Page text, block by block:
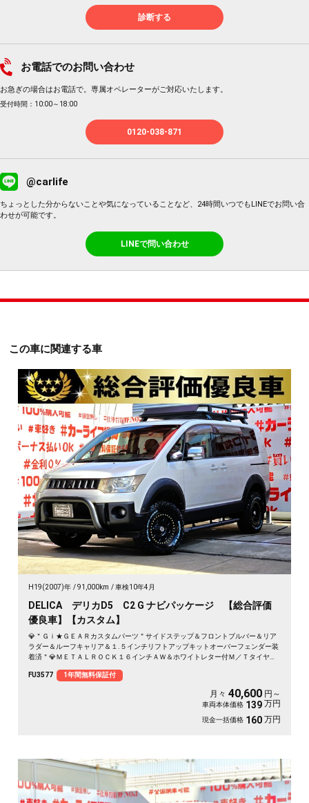
診断する
お電話でのお問い合わせ
お急ぎの場合はお電話で。専属オペレーターがご対応いたします。
受付時間：10:00～18:00
0120-038-871
@carlife
ちょっとした分からないことや気になっていることなど、24時間いつでもLINEでお問い合
わせが可能です。
LINEで問い合わせ
この車に関連する車
H19(2007)年 91,000km 車検10年4月
DELICA デリカD5 C2 G ナビパッケージ 【総合評価
優良車】【カスタム】
💎＂Ｇｉ★ＧＥＡＲカスタムパーツ＂サイドステップ＆フロントブルバー＆リア
ラダー＆ルーフキャリア＆１.５インチリフトアップキットオーバーフェンダー装
着済＂💎ＭＥＴＡＬＲＯＣＫ１６インチＡＷ＆ホワイトレター付Ｍ／Ｔタイヤ装
イドドアで乗り降り楽々快適🚪高速走行はクルーズコントロールで楽々運転🏁純
正ＨＤＤナビ🗾ＤＶＤ💿地デジフルセグＴＶ📺走行中映像視聴可能👀
FU3577 1年間無料保証付
月々 40,600 円～
車両本体価格 139 万円
現金一括価格 160 万円